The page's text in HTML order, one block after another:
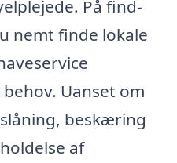
På find-
nemt finde lokale
Uanset om
beskæring
af